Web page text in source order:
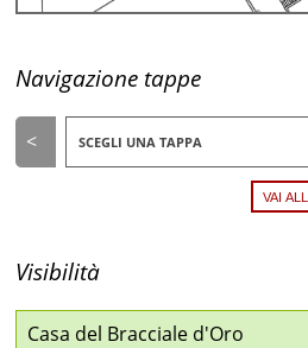
Navigazione tappe
< SCEGLI UNA TAPPA
Visibilità
Casa del Bracciale d'Oro